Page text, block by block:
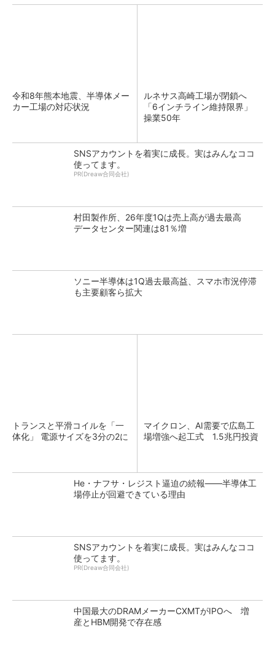
令和8年熊本地震、半導体メー
カー工場の対応状況
ルネサス高崎工場が閉鎖へ
「6インチライン維持限界」
操業50年
SNSアカウントを着実に成長。実はみんなココ
使ってます。
PR(Dreaw合同会社)
村田製作所、26年度1Qは売上高が過去最高
データセンター関連は81％増
ソニー半導体は1Q過去最高益、スマホ市況停滞
も主要顧客ら拡大
トランスと平滑コイルを「一
体化」 電源サイズを3分の2に
マイクロン、AI需要で広島工
場増強へ起工式 1.5兆円投資
He・ナフサ・レジスト逼迫の続報――半導体工
場停止が回避できている理由
SNSアカウントを着実に成長。実はみんなココ
使ってます。
PR(Dreaw合同会社)
中国最大のDRAMメーカーCXMTがIPOへ 増
産とHBM開発で存在感